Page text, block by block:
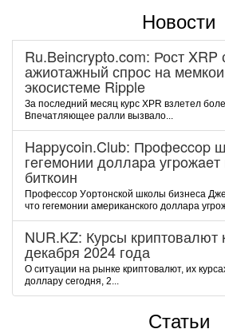
Новости
Ru.Beincrypto.com: Рост XRP
ажиотажный спрос на
экосистеме Ripple
За последний месяц курс XPR взлетел
Впечатляющее ралли вызвало...
Happycoin.Club: Пpoфeccop
гeгeмoнии дoллapa
биткoин
Пpoфeccop Уopтoнcкoй шкoлы бизнeca
чтo гeгeмoнии aмepикaнcкoгo дoллapa
NUR.KZ: Курсы криптовалют
декабря 2024 года
О ситуации на рынке криптовалют, их
доллару сегодня, 2...
Статьи